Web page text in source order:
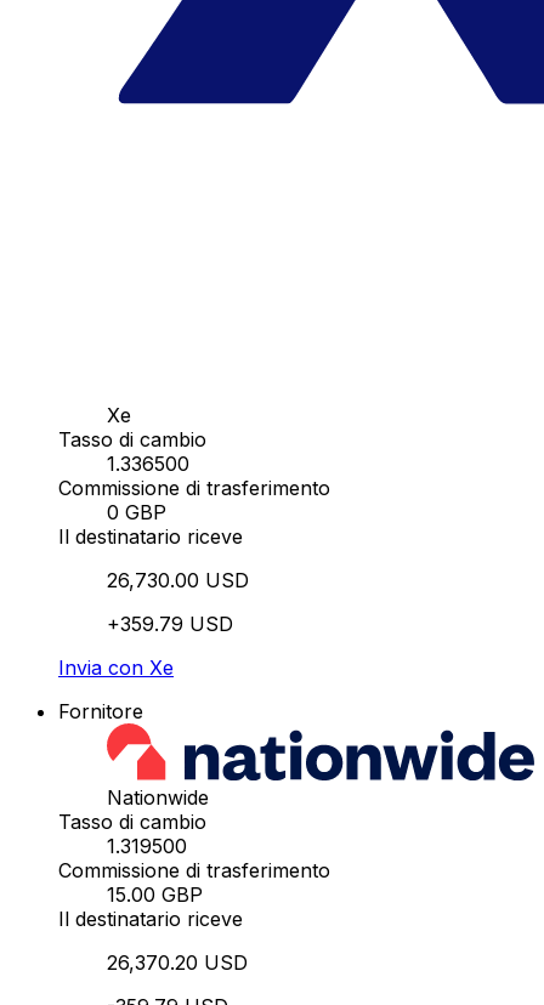
Xe
Tasso di cambio
1.336500
Commissione di trasferimento
0 GBP
Il destinatario riceve
26,730.00 USD
+359.79 USD
Invia con Xe
Fornitore
Nationwide
Tasso di cambio
1.319500
Commissione di trasferimento
15.00 GBP
Il destinatario riceve
26,370.20 USD